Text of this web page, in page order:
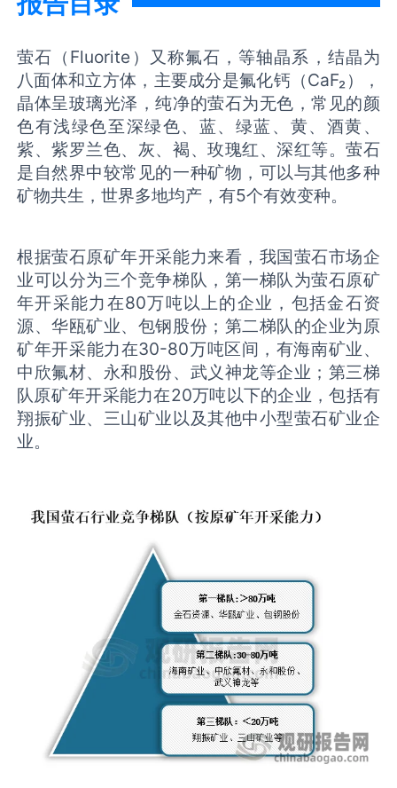
萤石（Fluorite）又称氟石，等轴晶系，结晶为
八面体和立方体，主要成分是氟化钙（CaF₂），
晶体呈玻璃光泽，纯净的萤石为无色，常见的颜
色有浅绿色至深绿色、蓝、绿蓝、黄、酒黄、
紫、紫罗兰色、灰、褐、玫瑰红、深红等。萤石
是自然界中较常见的一种矿物，可以与其他多种
矿物共生，世界多地均产，有5个有效变种。
根据萤石原矿年开采能力来看，我国萤石市场企
业可以分为三个竞争梯队，第一梯队为萤石原矿
年开采能力在80万吨以上的企业，包括金石资
源、华瓯矿业、包钢股份；第二梯队的企业为原
矿年开采能力在30-80万吨区间，有海南矿业、
中欣氟材、永和股份、武义神龙等企业；第三梯
队原矿年开采能力在20万吨以下的企业，包括有
翔振矿业、三山矿业以及其他中小型萤石矿业企
业。